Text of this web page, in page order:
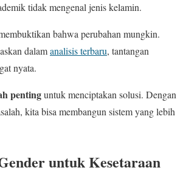
tidak mengenal jenis kelamin.
bahwa perubahan mungkin.
dalamanalisis terbaru, tantangan
nyata.
pentinguntuk menciptakan solusi. Dengan
kita bisa membangun sistem yang lebih
untuk Kesetaraan